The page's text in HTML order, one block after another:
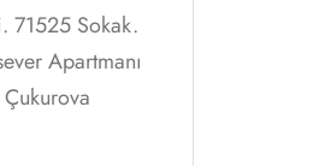
71525 Sokak.
Apartmanı